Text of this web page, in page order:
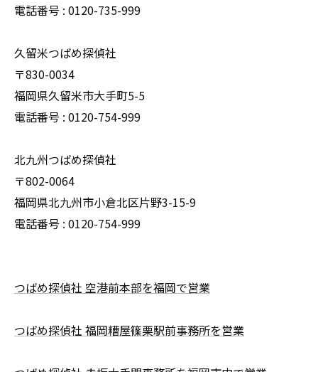
電話番号 : 0120-735-999
久留米つばめ探偵社
〒830-0034
福岡県久留米市大手町5-5
電話番号 : 0120-754-999
北九州つばめ探偵社
〒802-0064
福岡県北九州市小倉北区片野3-15-9
電話番号 : 0120-754-999
つばめ探偵社 空港前本部を福岡で営業
つばめ探偵社 福岡糟屋篠栗駅前事務所を営業